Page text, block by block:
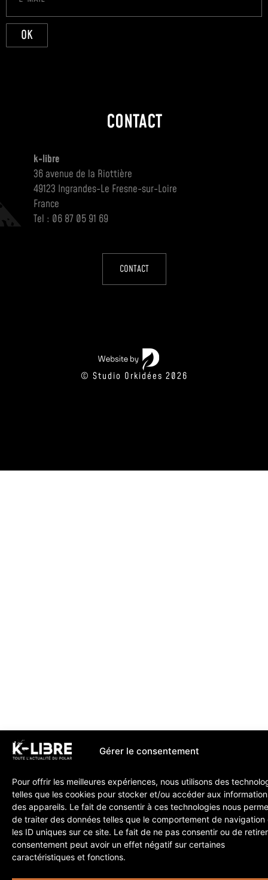
Gérer le consentement
Pour offrir les meilleures expériences, nous utilisons des
telles que les cookies pour stocker et/ou accéder aux
des appareils. Le fait de consentir à ces technologies nous
de traiter des données telles que le comportement de navigation
les ID uniques sur ce site. Le fait de ne pas consentir ou de
consentement peut avoir un effet négatif sur certaines
caractéristiques et fonctions.
OK
CONTACT
k-libre
36 avenue de la Riottière
49123 Ingrandes-Le Fresne-sur-Loire
France
Tel : 06 87 05 91 69
CONTACT
© Studio Orkidées 2026